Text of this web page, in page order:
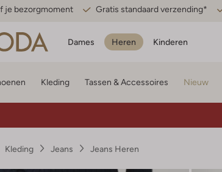
je bezorgmoment Gratis standaard verzending*
Dames Heren Kinderen
Kleding Tassen & Accessoires Nieuw
Kleding Jeans Jeans Heren